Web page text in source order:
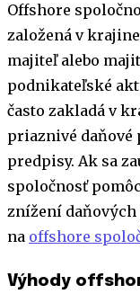
Offshore
založená v
majiteľ alebo
podnikateľské
často zakladá v
priaznivé
predpisy. Ak sa
spoločnosť
znížení
na offshore
Výhody